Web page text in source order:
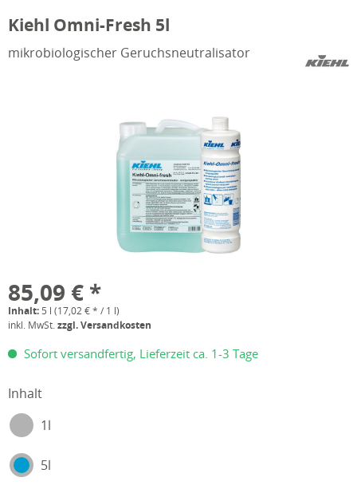
Kiehl Omni-Fresh 5l
mikrobiologischer Geruchsneutralisator
85,09 € *
Inhalt: 5 l (17,02 € * / 1 l)
inkl. MwSt.zzgl. Versandkosten
Sofort versandfertig, Lieferzeit ca. 1-3 Tage
Inhalt
1l
5l